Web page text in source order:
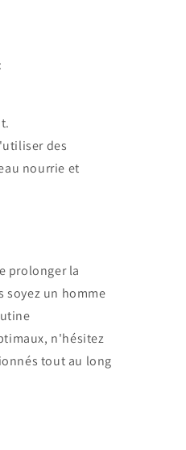
des
nourrie et
prolonger la
soyez un homme
n'hésitez
tout au long